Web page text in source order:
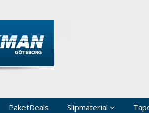
PaketDeals Slipmaterial